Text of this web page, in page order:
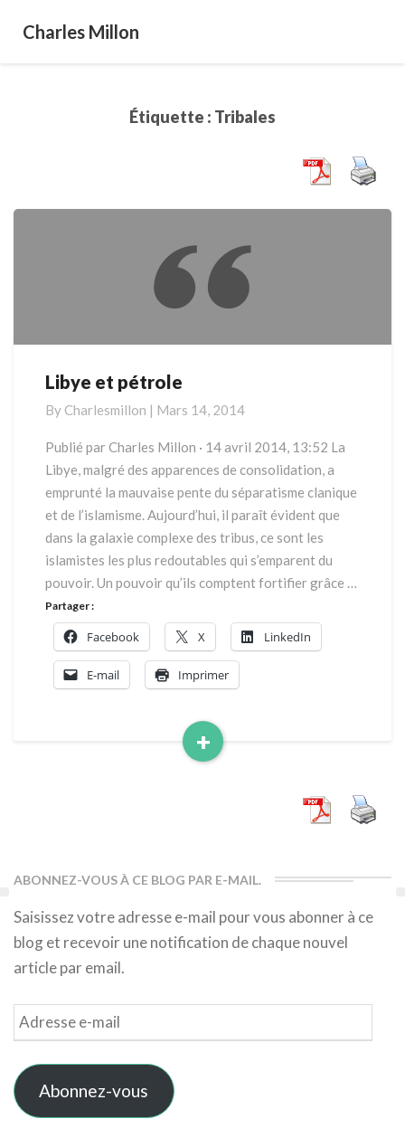
Charles Millon
Étiquette : Tribales
Libye
pétrole
Libye et pétrole
By Charlesmillon | Mars 14, 2014
Publié par Charles Millon · 14 avril 2014, 13:52 La
Libye, malgré des apparences de consolidation, a
emprunté la mauvaise pente du séparatisme clanique
et de l’islamisme. Aujourd’hui, il paraît évident que
dans la galaxie complexe des tribus, ce sont les
islamistes les plus redoutables qui s’emparent du
pouvoir. Un pouvoir qu’ils comptent fortifier grâce …
+
Read
Partager :
Facebook X LinkedIn
E-mail Imprimer
ABONNEZ-VOUS À CE BLOG PAR E-MAIL.
Saisissez votre adresse e-mail pour vous abonner à ce
blog et recevoir une notification de chaque nouvel
article par email.
Adresse
e-
mail
Abonnez-vous